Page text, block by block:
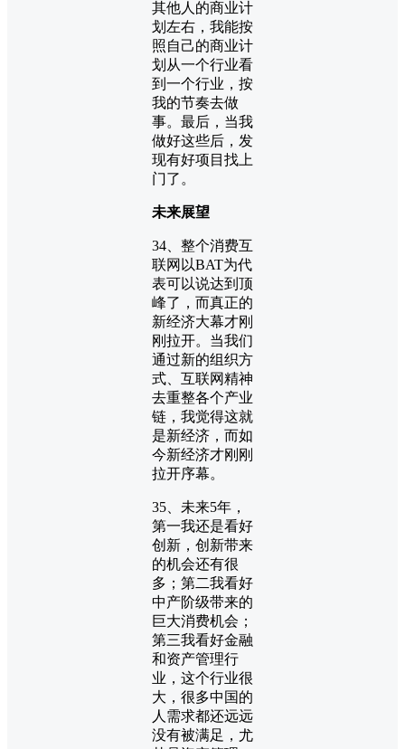
其他人的商业计
划左右，我能按
照自己的商业计
划从一个行业看
到一个行业，按
我的节奏去做
事。最后，当我
做好这些后，发
现有好项目找上
门了。
未来展望
34、整个消费互
联网以BAT为代
表可以说达到顶
峰了，而真正的
新经济大幕才刚
刚拉开。当我们
通过新的组织方
式、互联网精神
去重整各个产业
链，我觉得这就
是新经济，而如
今新经济才刚刚
拉开序幕。
35、未来5年，
第一我还是看好
创新，创新带来
的机会还有很
多；第二我看好
中产阶级带来的
巨大消费机会；
第三我看好金融
和资产管理行
业，这个行业很
大，很多中国的
人需求都还远远
没有被满足，尤